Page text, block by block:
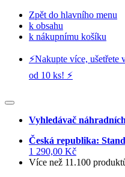
Zpět do hlavního menu
k obsahu
k nákupnímu košíku
⚡️Nakupte více,
od 10 ks! ⚡️
Vyhledávač
Česká republika:
1 290,00 Kč
Více než 11.100